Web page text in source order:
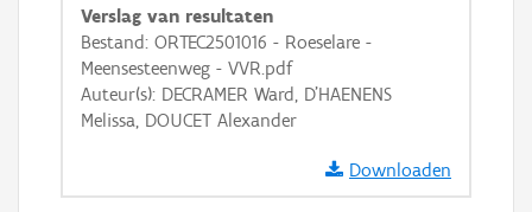
+ −
Verslag van resultaten
Bestand: ORTEC2501016 - Roeselare -
Meensesteenweg - VVR.pdf
Auteur(s): DECRAMER Ward, D'HAENENS
Melissa, DOUCET Alexander
Downloaden